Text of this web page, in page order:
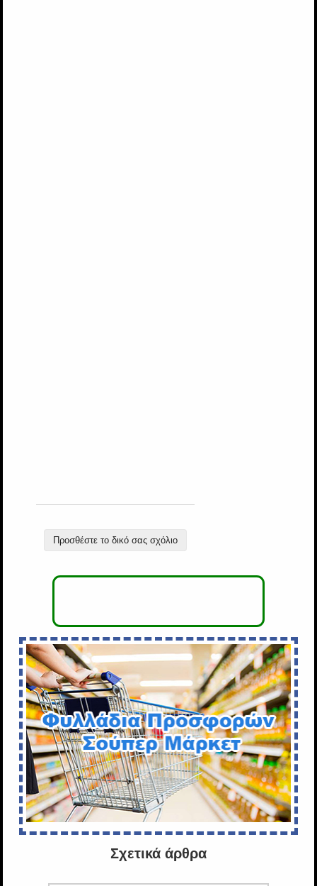
Προσθέστε το δικό σας σχόλιο
Σχετικά άρθρα